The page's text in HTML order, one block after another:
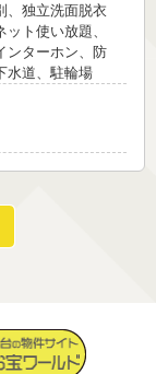
、独立洗面脱衣
ト使い放題、
ンターホン、防
水道、駐輪場